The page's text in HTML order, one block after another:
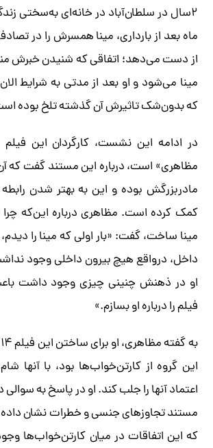
ماه بعد از بارداری، مینا همسرش را در
از دست می‌دهد؛ اتفاقی که شنیدن خبرش
مینا می‌شود و او بعد از مدتی به شرایط
که بدون‌شک تاثیرش آن گذشته تلخ بوده
در ادامه این نشست، کارگردان این
مظاهری» است، درباره این مستند گفت که
مادربزرگش بوده و این به بهتر شدن رابطه
کمک کرده است. مظاهری درباره این‌که چرا
مینا ساخت، گفت: «بار اولی که مینا را
داخل، درواقع هیچ بیرون داخلی وجود
او در ذهنش چنینی چیزی وجود داشت
فیلم را درباره او بسازم.»
این گروه از کارتن‌خواب‌ها بود، با آنها
اعتماد آنها را جلب کند. او در پاسخ به سوالی
مستند تجاوز‌های جنسی و خطرات نشان
که این اتفاقات در میان کارتن‌خواب‌ها